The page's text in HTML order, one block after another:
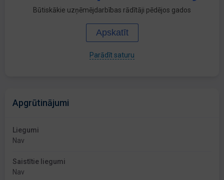
Būtiskākie uzņēmējdarbības rādītāji pēdējos gados
Apskatīt
Parādīt saturu
Apgrūtinājumi
Liegumi
Nav
Saistītie liegumi
Nav